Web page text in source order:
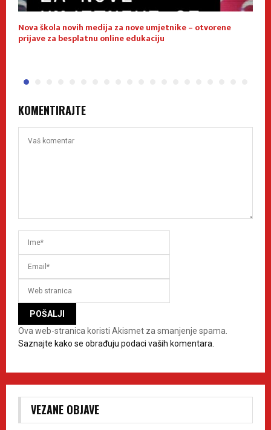
Nova škola novih medija za nove umjetnike – otvorene
prijave za besplatnu online edukaciju
KOMENTIRAJTE
Ova web-stranica koristi Akismet za smanjenje spama.
Saznajte kako se obrađuju podaci vaših komentara.
VEZANE OBJAVE